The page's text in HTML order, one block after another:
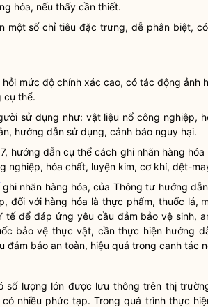
hóa, nếu thấy cần thiết.
một số chỉ tiêu đặc trưng, dễ phân biệt,
mức độ chính xác cao, có tác động ảnh
cụ thể.
sử dụng như: vật liệu nổ công nghiệp,
hướng dẫn sử dụng, cảnh báo nguy hại.
hướng dẫn cụ thể cách ghi nhãn hàng hóa
nghiệp, hóa chất, luyện kim, cơ khí, dệt-
ghi nhãn hàng hóa, của Thông tư hướng
đối với hàng hóa là thực phẩm, thuốc lá,
tế để đáp ứng yêu cầu đảm bảo vệ sinh,
bảo vệ thực vật, cần thực hiện hướng
bảo an toàn, hiệu quả trong canh tác
số lượng lớn được lưu thông trên thị
nhiều phức tạp. Trong quá trình thực